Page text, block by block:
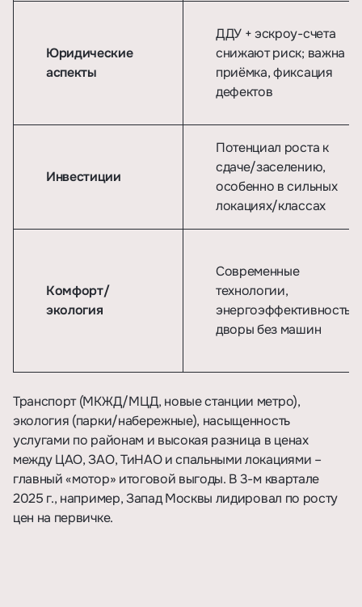
Юридические
аспекты
ДДУ + эскроу-счета
снижают риск; важна
приёмка, фиксация
дефектов
Инвестиции
Потенциал роста к
сдаче/заселению,
особенно в сильных
локациях/классах
Комфорт/
экология
Современные
технологии,
энергоэффективность,
дворы без машин
Транспорт (МКЖД/МЦД, новые станции метро),
экология (парки/набережные), насыщенность
услугами по районам и высокая разница в ценах
между ЦАО, ЗАО, ТиНАО и спальными локациями –
главный «мотор» итоговой выгоды. В 3-м квартале
2025 г., например, Запад Москвы лидировал по росту
цен на первичке.